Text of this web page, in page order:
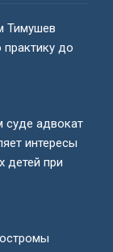
Тимушев
до
суде адвокат
интересы
детей при